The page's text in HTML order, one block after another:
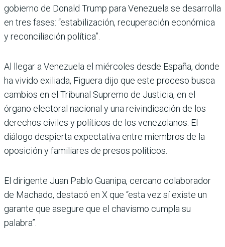
gobierno de Donald Trump para Venezuela se desarrolla
en tres fases: “estabilización, recuperación económica
y reconciliación política”.
Al llegar a Venezuela el miércoles desde España, donde
ha vivido exiliada, Figuera dijo que este proceso busca
cambios en el Tribunal Supremo de Justicia, en el
órgano electoral nacional y una reivindicación de los
derechos civiles y políticos de los venezolanos. El
diálogo despierta expectativa entre miembros de la
oposición y familiares de presos políticos.
El dirigente Juan Pablo Guanipa, cercano colaborador
de Machado, destacó en X que “esta vez sí existe un
garante que asegure que el chavismo cumpla su
palabra”.